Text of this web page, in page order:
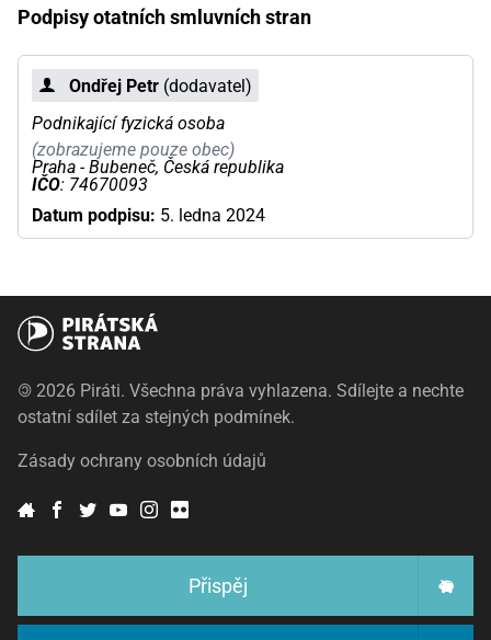
Podpisy otatních smluvních stran
Ondřej Petr (dodavatel)
Podnikající fyzická osoba
(zobrazujeme pouze obec)
Praha - Bubeneč, Česká republika
IČO: 74670093
Datum podpisu: 5. ledna 2024
© 2026 Piráti. Všechna práva vyhlazena. Sdílejte a nechte
ostatní sdílet za stejných podmínek.
Zásady ochrany osobních údajů
Přispěj